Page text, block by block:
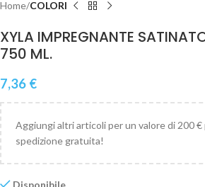
Home COLORI
XYLA IMPREGNANTE
750 ML.
7,36 €
Aggiungi altri articoli per un valore di 200
spedizione gratuita!
Disponibile